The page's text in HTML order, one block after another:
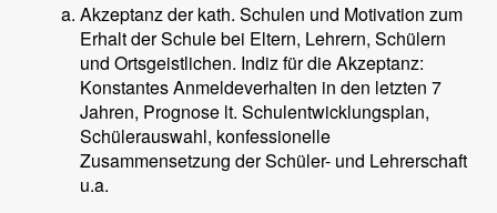
Akzeptanz der kath. Schulen und Motivation zum
Erhalt der Schule bei Eltern, Lehrern, Schülern
und Ortsgeistlichen. Indiz für die Akzeptanz:
Konstantes Anmeldeverhalten in den letzten 7
Jahren, Prognose lt. Schulentwicklungsplan,
Schülerauswahl, konfessionelle
Zusammensetzung der Schüler- und Lehrerschaft
u.a.